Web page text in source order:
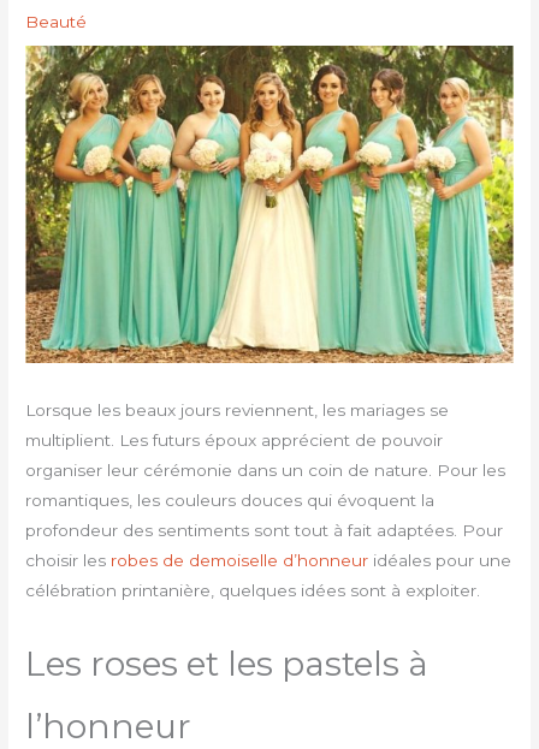
Beauté
Lorsque les beaux jours reviennent, les mariages se
multiplient. Les futurs époux apprécient de pouvoir
organiser leur cérémonie dans un coin de nature. Pour les
romantiques, les couleurs douces qui évoquent la
profondeur des sentiments sont tout à fait adaptées. Pour
choisir les robes de demoiselle d’honneur idéales pour une
célébration printanière, quelques idées sont à exploiter.
Les roses et les pastels à
l’honneur